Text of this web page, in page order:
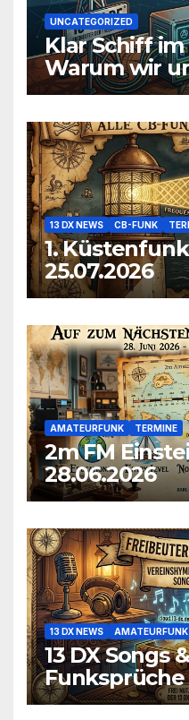
UNCATEGORIZED
Klar Schiff
Warum wir
Infrastruktur
13 DX NEWS CB-FUNK
1.
25.07.2026
AMATEURFUNK TERMINE
2m FM
28.06.2026
13 DX NEWS AMATEURFUNK
13 DX Songs